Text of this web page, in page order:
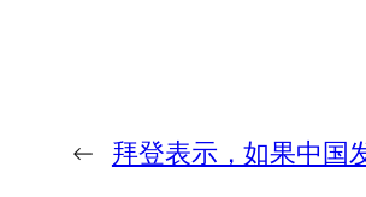
← 拜登表示，如果中国